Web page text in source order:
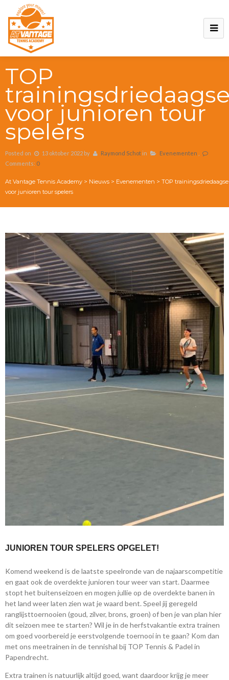
TOP
voor junioren tour
spelers
Posted on 13 oktober 2022 by Raymond Schotin Evenementen
Comments: 0
At Vantage Tennis Academy > Nieuws > Evenementen > TOP trainingsdriedaagse
voor junioren tour spelers
JUNIOREN TOUR SPELERS OPGELET!
Komend weekend is de laatste speelronde van de najaarscompetitie
en gaat ook de overdekte junioren tour weer van start. Daarmee
stopt het buitenseizoen en mogen jullie op de overdekte banen in
het land weer laten zien wat je waard bent. Speel jij geregeld
ranglijsttoernooien (goud, zilver, brons, groen) of ben je van plan hier
dit seizoen mee te starten? Wil je in de herfstvakantie extra trainen
om goed voorbereid je eerstvolgende toernooi in te gaan? Kom dan
met ons meetrainen in de tennishal bij TOP Tennis & Padel in
Papendrecht.
Extra trainen is natuurlijk altijd goed, want daardoor krijg je meer